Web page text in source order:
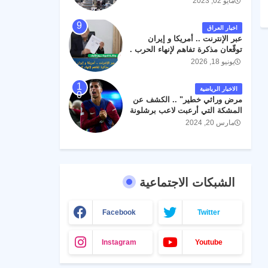
اخبار العراق
عبر الإنترنت .. أمريكا و إيران
توقّعان مذكرة تفاهم لإنهاء الحرب .
يونيو 18, 2026
الاخبار الرياضية
مرض وراثي خطير" .. الكشف عن
المشكة التي أرعبت لاعب برشلونة
جواو كانسيلو
مارس 20, 2024
الشبكات الاجتماعية
Facebook Twitter
Instagram Youtube